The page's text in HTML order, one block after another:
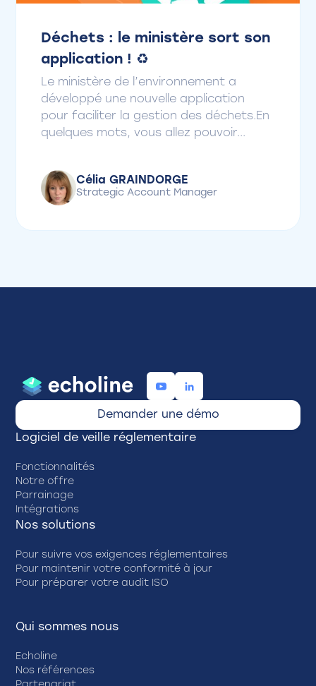
Déchets : le ministère sort son
application ! ♻️
Le ministère de l’environnement a
développé une nouvelle application
pour faciliter la gestion des déchets.En
quelques mots, vous allez pouvoir...
Célia GRAINDORGE
Strategic Account Manager
Demander une démo
Logiciel de veille réglementaire
Fonctionnalités
Notre offre
Parrainage
Intégrations
Nos solutions
Pour suivre vos exigences réglementaires
Pour maintenir votre conformité à jour
Pour préparer votre audit ISO
Qui sommes nous
Echoline
Nos références